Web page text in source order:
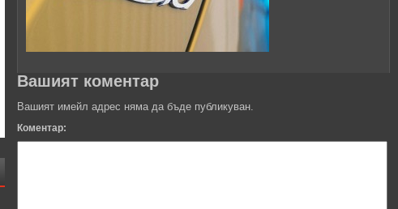
Вашият коментар
Вашият имейл адрес няма да бъде публикуван.
Коментар: